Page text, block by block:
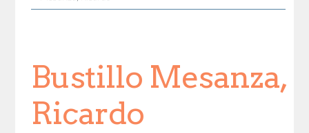
Bustillo Mesanza,
Ricardo